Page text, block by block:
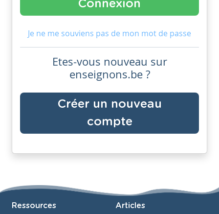
Je ne me souviens pas de mon mot de passe
Etes-vous nouveau sur
enseignons.be ?
Créer un nouveau
compte
Ressources Articles